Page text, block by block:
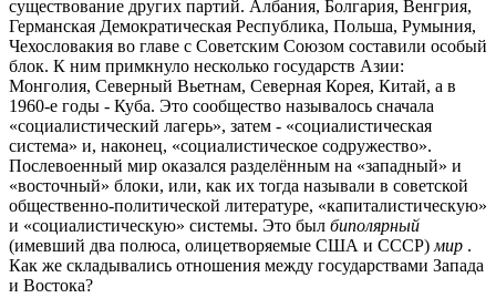
существование других партий. Албания, Болгария, Венгрия,
Германская Демократическая Республика, Польша, Румыния,
Чехословакия во главе с Советским Союзом составили особый
блок. К ним примкнуло несколько государств Азии:
Монголия, Северный Вьетнам, Северная Корея, Китай, а в
1960-е годы - Куба. Это сообщество называлось сначала
«социалистический лагерь», затем - «социалистическая
система» и, наконец, «социалистическое содружество».
Послевоенный мир оказался разделённым на «западный» и
«восточный» блоки, или, как их тогда называли в советской
общественно-политической литературе, «капиталистическую»
и «социалистическую» системы. Это был биполярный
(имевший два полюса, олицетворяемые США и СССР) мир .
Как же складывались отношения между государствами Запада
и Востока?